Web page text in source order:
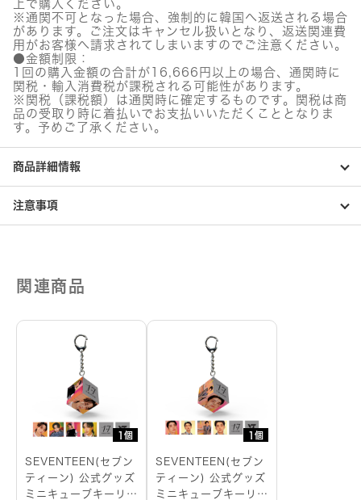
上で購入ください。
※通関不可となった場合、強制的に韓国へ返送される場合
があります。ご注文はキャンセル扱いとなり、返送関連費
用がお客様へ請求されてしまいますのでご注意ください。
●金額制限：
1回の購入金額の合計が16,666円以上の場合、通関時に
関税・輸入消費税が課税される可能性があります。
※関税（課税額）は通関時に確定するものです。関税は商
品の受取り時に着払いでお支払いいただくこととなりま
す。予めご了承ください。
商品詳細情報
注意事項
関連商品
1個
SEVENTEEN(セブン
ティーン) 公式グッズ
ミニキューブキーリン
1個
SEVENTEEN(セブン
ティーン) 公式グッズ
ミニキューブキーリン